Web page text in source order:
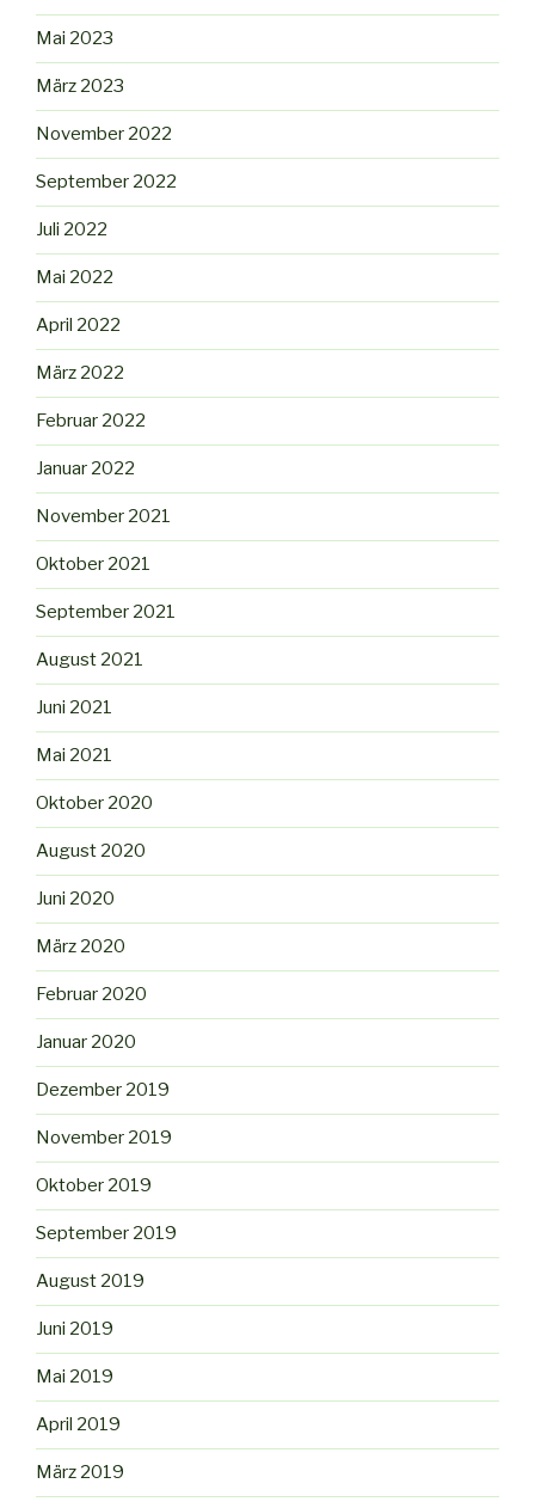
Mai 2023
März 2023
November 2022
September 2022
Juli 2022
Mai 2022
April 2022
März 2022
Februar 2022
Januar 2022
November 2021
Oktober 2021
September 2021
August 2021
Juni 2021
Mai 2021
Oktober 2020
August 2020
Juni 2020
März 2020
Februar 2020
Januar 2020
Dezember 2019
November 2019
Oktober 2019
September 2019
August 2019
Juni 2019
Mai 2019
April 2019
März 2019